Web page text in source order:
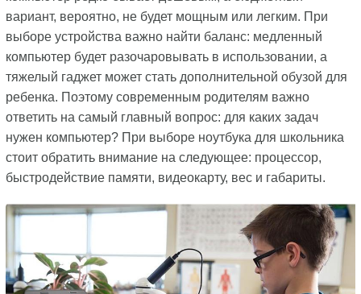
вариант, вероятно, не будет мощным или легким. При
выборе устройства важно найти баланс: медленный
компьютер будет разочаровывать в использовании, а
тяжелый гаджет может стать дополнительной обузой для
ребенка. Поэтому современным родителям важно
ответить на самый главный вопрос: для каких задач
нужен компьютер? При выборе ноутбука для школьника
стоит обратить внимание на следующее: процессор,
быстродействие памяти, видеокарту, вес и габариты.